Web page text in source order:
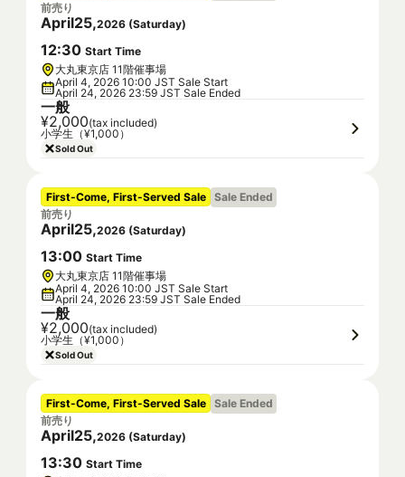
前売り
April25,2026 (Saturday)
12:30 Start Time
大丸東京店 11階催事場
April 4, 2026 10:00 JST Sale Start
April 24, 2026 23:59 JST Sale Ended
一般
¥2,000(tax included)
小学生（¥1,000）
Sold Out
First-Come, First-Served Sale Sale Ended
前売り
April25,2026 (Saturday)
13:00 Start Time
大丸東京店 11階催事場
April 4, 2026 10:00 JST Sale Start
April 24, 2026 23:59 JST Sale Ended
一般
¥2,000(tax included)
小学生（¥1,000）
Sold Out
First-Come, First-Served Sale Sale Ended
前売り
April25,2026 (Saturday)
13:30 Start Time